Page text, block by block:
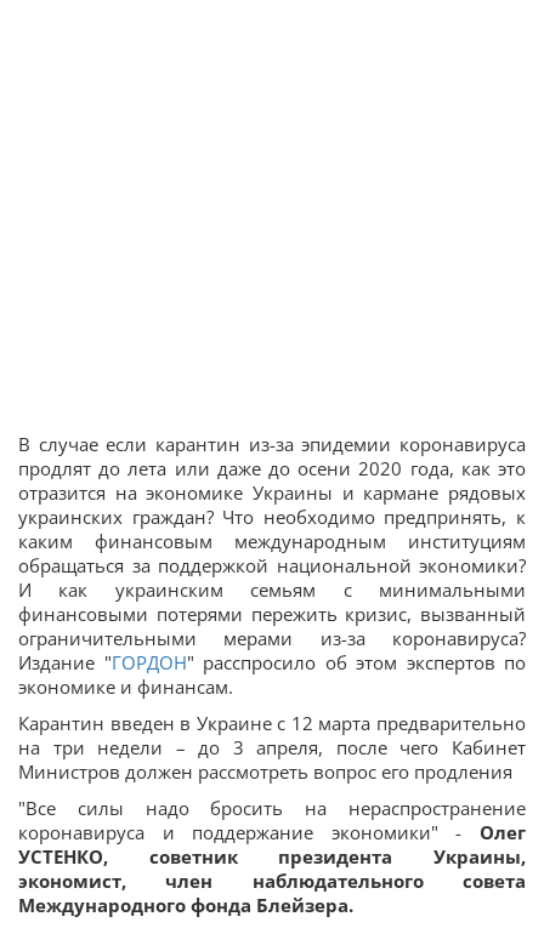
В случае если карантин из-за эпидемии коронавируса
продлят до лета или даже до осени 2020 года, как это
отразится на экономике Украины и кармане рядовых
украинских граждан? Что необходимо предпринять, к
каким финансовым международным институциям
обращаться за поддержкой национальной экономики?
И как украинским семьям с минимальными
финансовыми потерями пережить кризис, вызванный
ограничительными мерами из-за коронавируса?
Издание "ГОРДОН" расспросило об этом экспертов по
экономике и финансам.
Карантин введен в Украине с 12 марта предварительно
на три недели – до 3 апреля, после чего Кабинет
Министров должен рассмотреть вопрос его продления
"Все силы надо бросить на нераспространение
коронавируса и поддержание экономики" - Олег
УСТЕНКО, советник президента Украины,
экономист, член наблюдательного совета
Международного фонда Блейзера.